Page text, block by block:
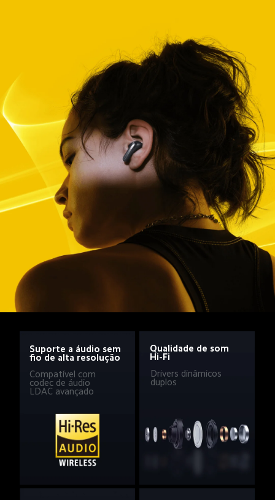
Suporte a áudio sem
fio de alta resolução
Compatível com
codec de áudio
LDAC avançado
Qualidade de som
Hi-Fi
Drivers dinâmicos
duplos